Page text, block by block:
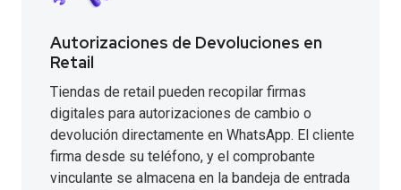
Autorizaciones de Devoluciones en
Retail
Tiendas de retail pueden recopilar firmas
digitales para autorizaciones de cambio o
devolución directamente en WhatsApp. El cliente
firma desde su teléfono, y el comprobante
vinculante se almacena en la bandeja de entrada